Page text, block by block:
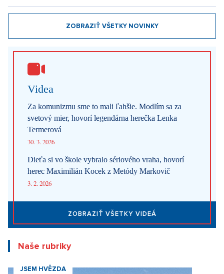
ZOBRAZIŤ VŠETKY NOVINKY
Videa
Za komunizmu sme to mali ľahšie. Modlím sa za
svetový mier, hovorí legendárna herečka Lenka
Termerová
30. 3. 2026
Dieťa si vo škole vybralo sériového vraha, hovorí
herec Maximilián Kocek z Metódy Markovič
3. 2. 2026
ZOBRAZIŤ VŠETKY VIDEÁ
Naše rubriky
JSEM HVĚZDA